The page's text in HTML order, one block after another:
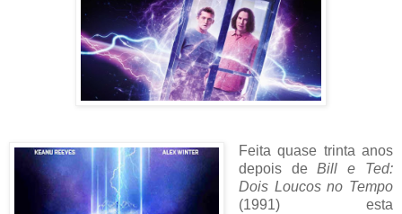
Feita quase trinta anos
depois deBill e Ted:
Dois Loucos no Tempo
(1991) esta